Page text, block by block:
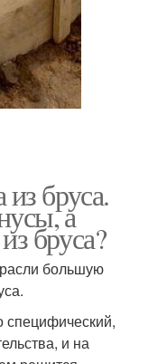
бруса.
а
бруса?
большую
специфический,
и на